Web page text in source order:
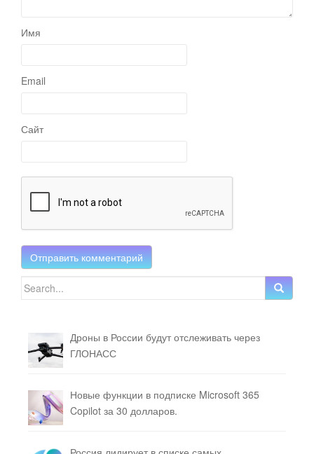
Имя
Email
Сайт
Search for:
Дроны в России будут отслеживать через
ГЛОНАСС
Новые функции в подписке Microsoft 365
Copilot за 30 долларов.